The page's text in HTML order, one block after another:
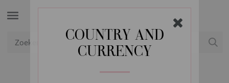
COUNTRY AND
CURRENCY